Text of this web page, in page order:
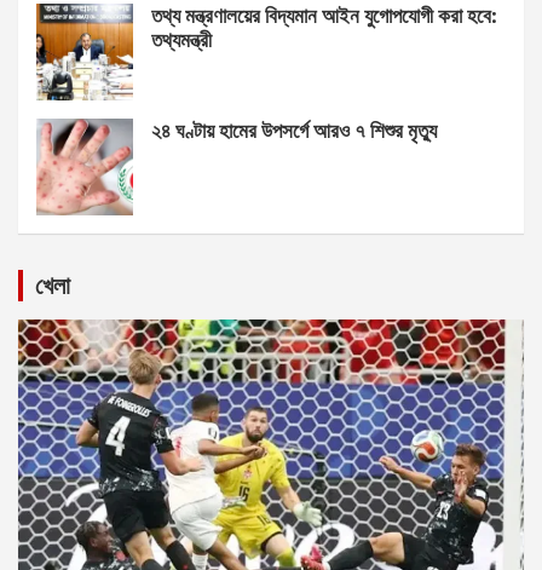
তথ্য মন্ত্রণালয়ের বিদ্যমান আইন যুগোপযোগী করা হবে:
তথ্যমন্ত্রী
২৪ ঘণ্টায় হামের উপসর্গে আরও ৭ শিশুর মৃত্যু
খেলা